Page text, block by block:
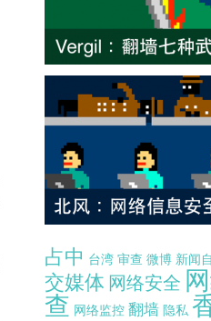
占中 台湾 审查 微博 新闻
交媒体 网络安全
查 网络监控 翻墙 隐私